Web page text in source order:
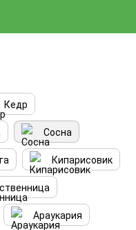
Кедр
Сосна
Кипарисовик
Араукария